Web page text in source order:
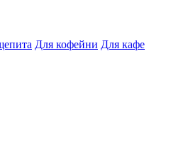
Для кофейни Для кафе